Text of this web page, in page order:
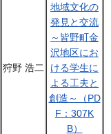
狩野 浩二
地域文化の
発見と交流
～皆野町金
沢地区にお
ける学生に
よる工夫と
創造～（PD
F：307K
B）